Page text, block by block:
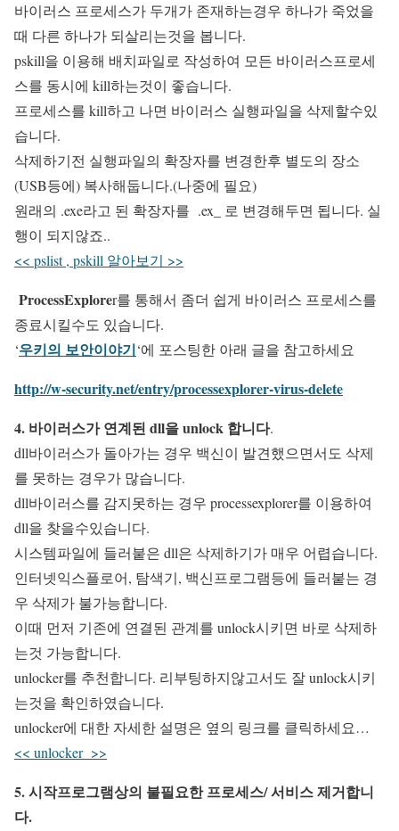
바이러스 프로세스가 두개가 존재하는경우 하나가 죽었을
때 다른 하나가 되살리는것을 봅니다.
pskill을 이용해 배치파일로 작성하여 모든 바이러스프로세
스를 동시에 kill하는것이 좋습니다.
프로세스를 kill하고 나면 바이러스 실행파일을 삭제할수있
습니다.
삭제하기전 실행파일의 확장자를 변경한후 별도의 장소
(USB등에) 복사해둡니다.(나중에 필요)
원래의 .exe라고 된 확장자를 .ex_ 로 변경해두면 됩니다. 실
행이 되지않죠..
<< pslist , pskill 알아보기 >>
ProcessExplorer를 통해서 좀더 쉽게 바이러스 프로세스를
종료시킬수도 있습니다.
‘우키의 보안이야기‘에 포스팅한 아래 글을 참고하세요
http://w-security.net/entry/processexplorer-virus-delete
4. 바이러스가 연계된 dll을 unlock 합니다.
dll바이러스가 돌아가는 경우 백신이 발견했으면서도 삭제
를 못하는 경우가 많습니다.
dll바이러스를 감지못하는 경우 processexplorer를 이용하여
dll을 찾을수있습니다.
시스템파일에 들러붙은 dll은 삭제하기가 매우 어렵습니다.
인터넷익스플로어, 탐색기, 백신프로그램등에 들러붙는 경
우 삭제가 불가능합니다.
이때 먼저 기존에 연결된 관계를 unlock시키면 바로 삭제하
는것 가능합니다.
unlocker를 추천합니다. 리부팅하지않고서도 잘 unlock시키
는것을 확인하였습니다.
unlocker에 대한 자세한 설명은 옆의 링크를 클릭하세요…
<< unlocker >>
5. 시작프로그램상의 불필요한 프로세스/ 서비스 제거합니
다.